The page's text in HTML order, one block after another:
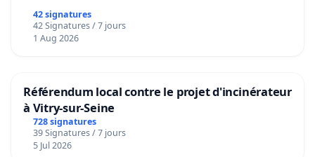
42 signatures
42 Signatures / 7 jours
1 Aug 2026
Référendum local contre le projet d'incinérateur
à Vitry-sur-Seine
728 signatures
39 Signatures / 7 jours
5 Jul 2026